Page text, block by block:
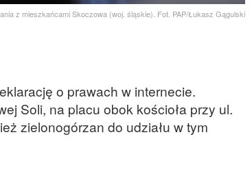
z mieszkańcami Skoczowa (woj. śląskie). Fot. PAP/Łukasz Gągulski
o prawach w internecie.
Soli, na placu obok kościoła przy ul.
zielonogórzan do udziału w tym